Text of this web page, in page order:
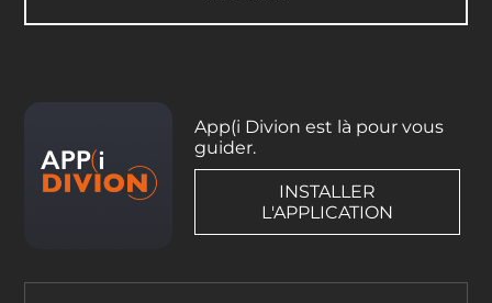
App(i Divion est là pour vous
guider.
INSTALLER
L'APPLICATION